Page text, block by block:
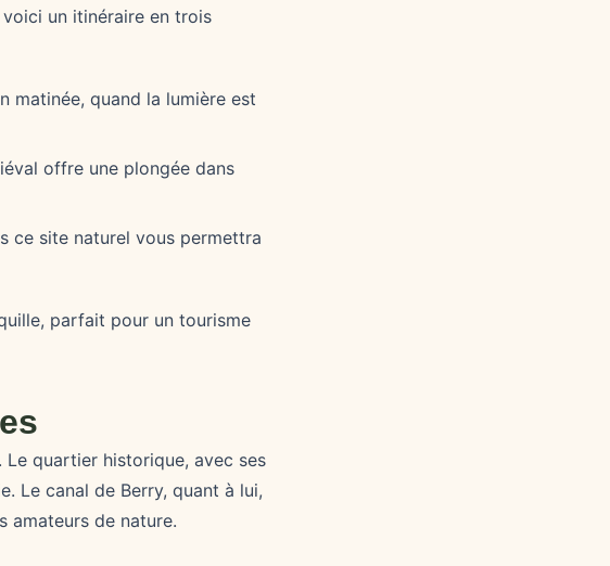
un itinéraire en trois
matinée, quand la lumière est
offre une plongée dans
ce site naturel vous permettra
parfait pour un tourisme
Le quartier historique, avec ses
Le canal de Berry, quant à lui,
amateurs de nature.